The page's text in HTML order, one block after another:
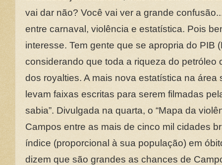
vai dar não? Você vai ver a grande
entre carnaval, violência e estatística. Pois
interesse. Tem gente que se apropria do PIB
considerando que toda a riqueza do petróleo
dos royalties. A mais nova estatística na
levam faixas escritas para serem filmadas
sabia”. Divulgada na quarta, o “Mapa da
Campos entre as mais de cinco mil cidades
índice (proporcional à sua população) em
dizem que são grandes as chances de